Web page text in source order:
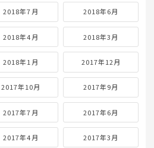
2019年10月 2019年9月
2019年7月 2019年6月
2019年4月 2019年3月
2019年1月 2018年12月
2018年10月 2018年9月
2018年7月 2018年6月